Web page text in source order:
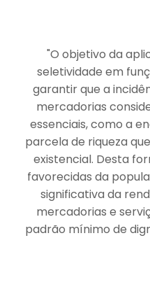
"O objetivo da
seletividade em
garantir que a
mercadorias
essenciais, como a
parcela de riqueza
existencial. Desta
favorecidas da
significativa da
mercadorias e
padrão mínimo de